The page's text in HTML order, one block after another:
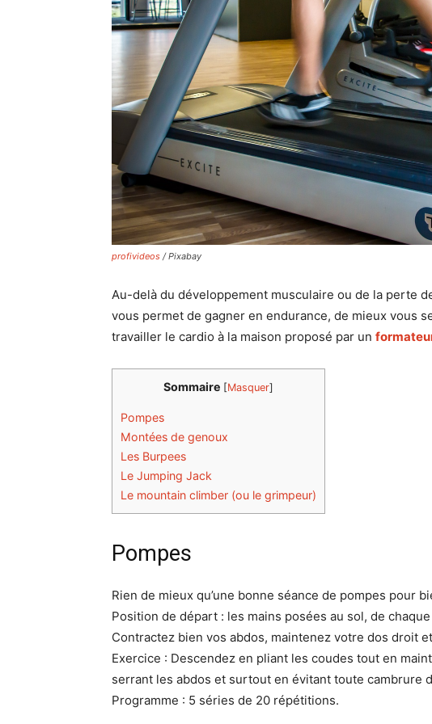
profivideos / Pixabay
Au-delà du développement musculaire ou de la perte
vous permet de gagner en endurance, de mieux vous
travailler le cardio à la maison proposé par un
Sommaire [Masquer]
Pompes
Montées de genoux
Les Burpees
Le Jumping Jack
Le mountain climber (ou le grimpeur)
Pompes
Rien de mieux qu’une bonne séance de pompes pour
Position de départ : les mains posées au sol, de
Contractez bien vos abdos, maintenez votre dos droit
Exercice : Descendez en pliant les coudes tout en
serrant les abdos et surtout en évitant toute cambrure
Programme : 5 séries de 20 répétitions.